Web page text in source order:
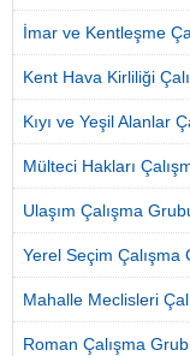
İmar ve Kentleşme
Kent Hava Kirliliği
Kıyı ve Yeşil Alanlar
Mülteci Hakları
Ulaşım Çalışma
Yerel Seçim Çalışma
Mahalle Meclisleri
Roman Çalışma